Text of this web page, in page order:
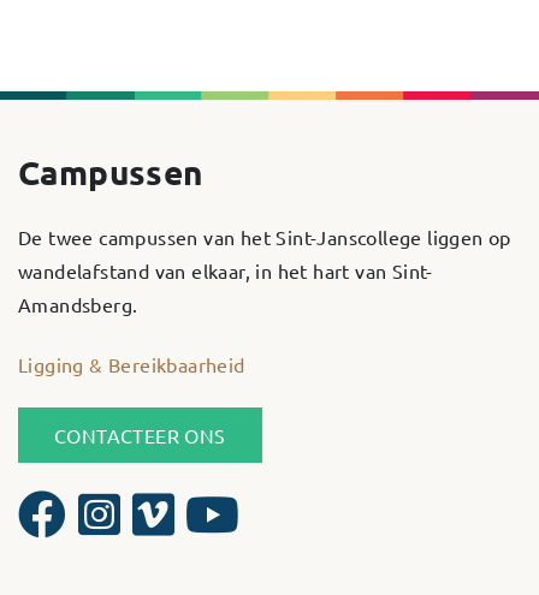
Campussen
De twee campussen van het Sint-Janscollege liggen op
wandelafstand van elkaar, in het hart van Sint-
Amandsberg.
Ligging & Bereikbaarheid
CONTACTEER ONS